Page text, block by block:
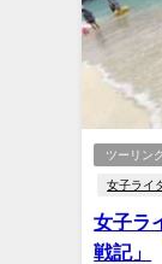
ツーリン
女子ライ
女子ラ
戦記」